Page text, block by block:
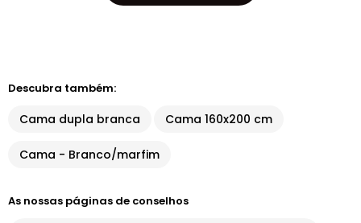
Descubra também:
Cama dupla branca Cama 160x200 cm
Cama - Branco/marfim
As nossas páginas de conselhos